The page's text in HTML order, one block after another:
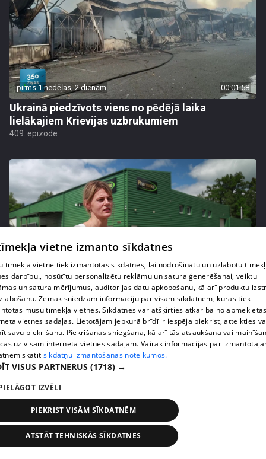
pirms 1 nedēļas, 2 dienām 00:01:58
Ukrainā piedzīvots viens no pēdējā laika
lielākajiem Krievijas uzbrukumiem
409. epizode
pirms 1 nedēļas, 2 dienām 00:05:05
Melleņu zelta drudzis: kas nosaka iepirkuma
cenu?
409. epizode
vietne izmanto sīkdatnes
tīmekļa vietnē tiek izmantotas sīkdatnes, lai nodrošinātu un uzlabotu
darbību., nosūtītu personalizētu reklāmu un satura ģenerēšanai, veiktu
un satura mērījumus, auditorijas datu apkopošanu, kā arī produktu
Zemāk sniedzam informāciju par visām sīkdatnēm, kuras tiek
mūsu tīmekļa vietnēs. Sīkdatnes var atšķirties atkarībā no
vietnes sadaļas. Lietotājam jebkurā brīdī ir iespēja piekrist, atteikties
savu piekrišanu. Piekrišanas sniegšana, kā arī tās atsaukšana vai
uz visām interneta vietnes sadaļām. Vairāk informācijas par
skatīt sīkdatņu izmantošanas noteikumos.
VISUS PARTNERUS (1718) →
IZVĒLI
PIEKRIST VISĀM SĪKDATNĒM
ATSTĀT TEHNISKĀS SĪKDATNES